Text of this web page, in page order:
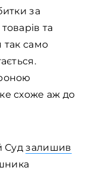
за
та
так само
схоже аж до
Судзалишив